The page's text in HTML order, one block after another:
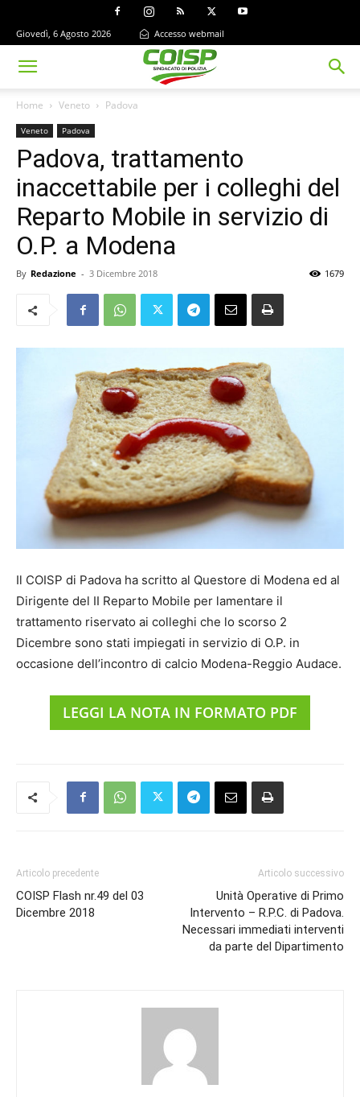
Giovedì, 6 Agosto 2026 Accesso webmail
Home Veneto Padova
Veneto Padova
Padova, trattamento
inaccettabile per i colleghi del
Reparto Mobile in servizio di
O.P. a Modena
By Redazione - 3 Dicembre 2018 1679
Il COISP di Padova ha scritto al Questore di Modena ed al
Dirigente del II Reparto Mobile per lamentare il
trattamento riservato ai colleghi che lo scorso 2
Dicembre sono stati impiegati in servizio di O.P. in
occasione dell’incontro di calcio Modena-Reggio Audace.
LEGGI LA NOTA IN FORMATO PDF
Articolo precedente
COISP Flash nr.49 del 03
Dicembre 2018
Articolo successivo
Unità Operative di Primo
Intervento – R.P.C. di Padova.
Necessari immediati interventi
da parte del Dipartimento